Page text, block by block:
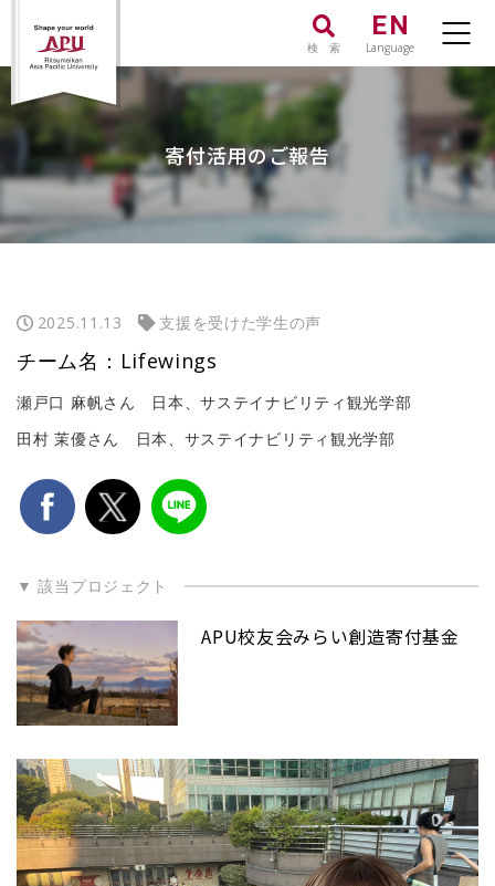
検 索
EN
Language
寄付活用のご報告
2025.11.13 支援を受けた学生の声
チーム名：Lifewings
瀬戸口 麻帆さん 日本、サステイナビリティ観光学部
田村 茉優さん 日本、サステイナビリティ観光学部
▼ 該当プロジェクト
APU校友会みらい創造寄付基金